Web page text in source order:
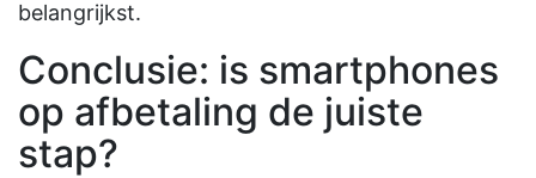
belangrijkst.
Conclusie: is smartphones
op afbetaling de juiste
stap?